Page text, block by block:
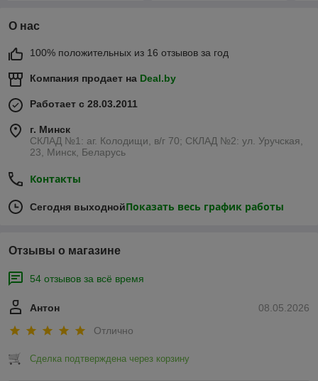
О нас
100% положительных из 16 отзывов за год
Компания продает на Deal.by
Работает с 28.03.2011
г. Минск
СКЛАД №1: аг. Колодищи, в/г 70; СКЛАД №2: ул. Уручская,
23, Минск, Беларусь
Контакты
Сегодня выходнойПоказать весь график работы
Отзывы о магазине
54 отзывов за всё время
08.05.2026
Антон
Отлично
Сделка подтверждена через корзину